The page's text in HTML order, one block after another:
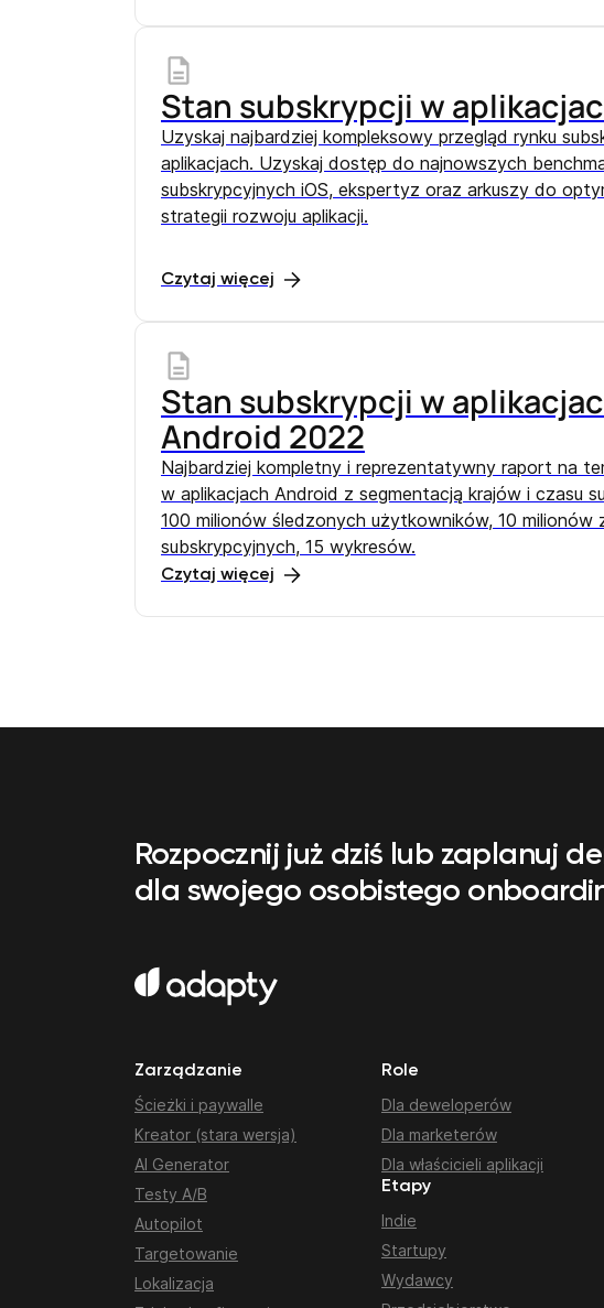
Stan subskrypcji w
Uzyskaj najbardziej kompleksowy przegląd rynku
aplikacjach. Uzyskaj dostęp do najnowszych
subskrypcyjnych iOS, ekspertyz oraz arkuszy do
strategii rozwoju aplikacji.
Czytaj więcej
Stan subskrypcji w
Android 2022
Najbardziej kompletny i reprezentatywny raport na
w aplikacjach Android z segmentacją krajów i czasu
100 milionów śledzonych użytkowników, 10 milionów
subskrypcyjnych, 15 wykresów.
Czytaj więcej
Rozpocznij już dziś lub zaplanuj
dla swojego osobistego
Zarządzanie
Ścieżki i paywalle
Kreator (stara wersja)
AI Generator
Testy A/B
Autopilot
Targetowanie
Lokalizacja
Role
Dla deweloperów
Dla marketerów
Dla właścicieli aplikacji
Etapy
Indie
Startupy
Wydawcy